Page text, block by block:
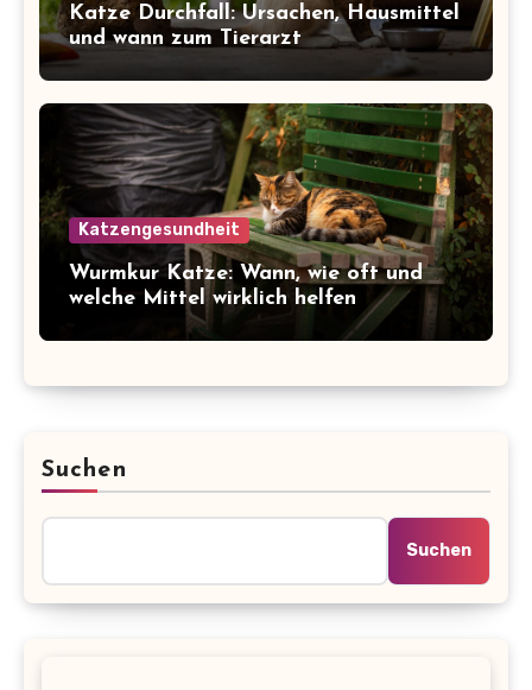
Katze Durchfall: Ursachen, Hausmittel
und wann zum Tierarzt
Katzengesundheit
Wurmkur Katze: Wann, wie oft und
welche Mittel wirklich helfen
Suchen
Suchen